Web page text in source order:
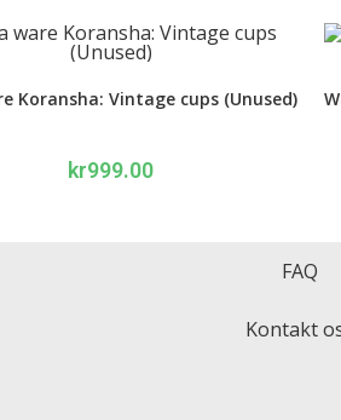
Koransha: Vintage cups (Unused)
kr999.00
FAQ
Kontakt